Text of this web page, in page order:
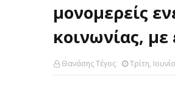
μονομερείς
κοινωνίας,
Θανάσης Τέγος Τρίτη,